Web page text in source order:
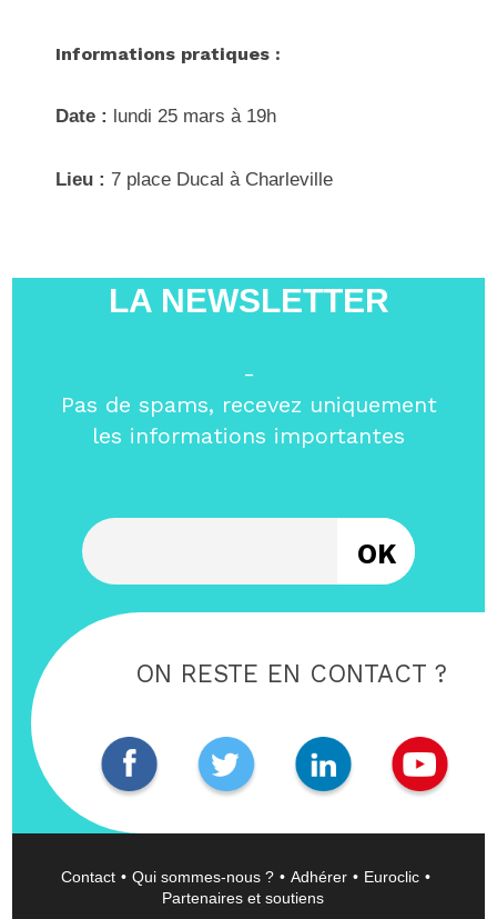
Informations pratiques :
Date : lundi 25 mars à 19h
Lieu : 7 place Ducal à Charleville
LA NEWSLETTER
-
Pas de spams, recevez uniquement
les informations importantes
ON RESTE EN CONTACT ?
Contact Qui sommes-nous ? Adhérer
Euroclic
Partenaires et soutiens